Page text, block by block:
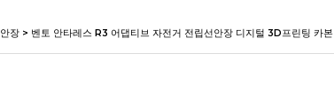
안장 > 벤토 안타레스 R3 어댑티브 자전거 전립선안장 디지털 3D프린팅 카본